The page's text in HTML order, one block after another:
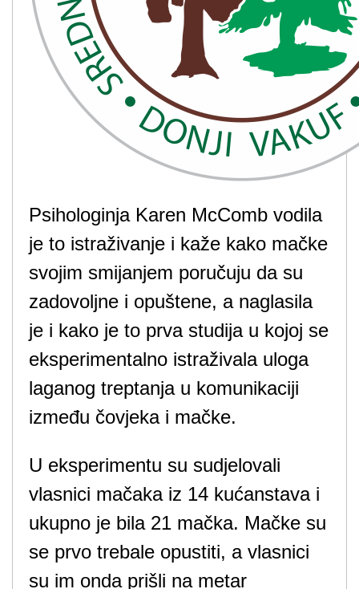
Psihologinja Karen McComb vodila
je to istraživanje i kaže kako mačke
svojim smijanjem poručuju da su
zadovoljne i opuštene, a naglasila
je i kako je to prva studija u kojoj se
eksperimentalno istraživala uloga
laganog treptanja u komunikaciji
između čovjeka i mačke.
U eksperimentu su sudjelovali
vlasnici mačaka iz 14 kućanstava i
ukupno je bila 21 mačka. Mačke su
se prvo trebale opustiti, a vlasnici
su im onda prišli na metar